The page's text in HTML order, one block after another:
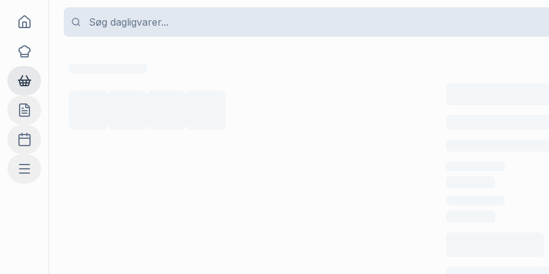
Goma
Opskrifter
Dagligvarer
Indkøbslisten
Madplan
Mere